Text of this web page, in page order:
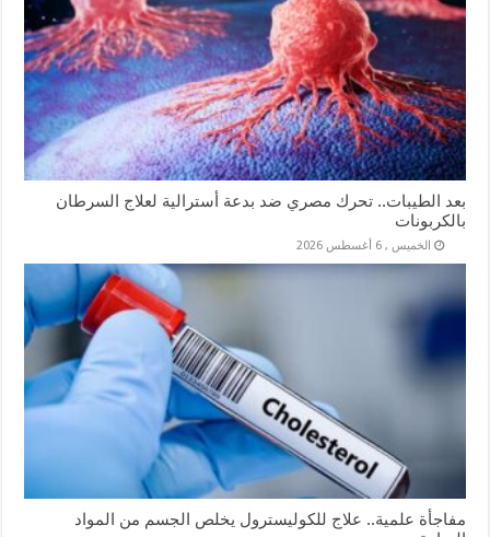
بعد الطيبات.. تحرك مصري ضد بدعة أسترالية لعلاج السرطان
بالكربونات
الخميس , 6 أغسطس 2026
مفاجأة علمية.. علاج للكوليسترول يخلص الجسم من المواد